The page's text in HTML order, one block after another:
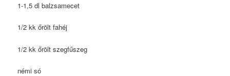
1-1,5 dl balzsamecet
1/2 kk őrölt fahéj
1/2 kk őrölt szegfűszeg
némi só